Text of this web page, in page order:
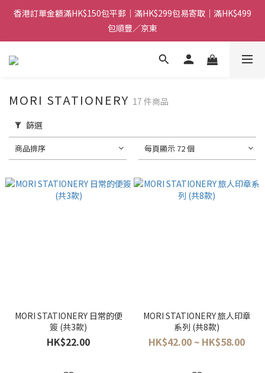
香港訂單金額滿HK$150包平郵｜滿HK$299包易寄取｜滿HK$499
包順豐／京東
香港訂單金額滿HK$150包平郵｜滿HK$299包易寄取｜滿HK$499
包順豐／京東
【網店限定！】指定清貨商品每消費HK$100即享購物金HK$50回
香港訂單金額滿HK$150包平郵｜滿HK$299包易寄取｜滿HK$499
MORI STATIONERY 17 件商品
篩選
商品排序 每頁顯示 72 個
MORI STATIONERY 日常的便
簽 (共3款)
HK$22.00
MORI STATIONERY 旅人印章
系列 (共8款)
HK$42.00 ~ HK$58.00